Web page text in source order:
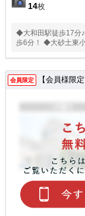
14枚
◆大和田駅徒歩17分
歩6分！ ◆大砂土東
会員限定 【会員様限